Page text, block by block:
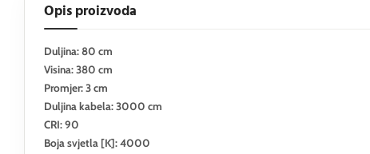
Opis proizvoda
Duljina: 80 cm
Visina: 380 cm
Promjer: 3 cm
Duljina kabela: 3000 cm
CRI: 90
Boja svjetla [K]: 4000